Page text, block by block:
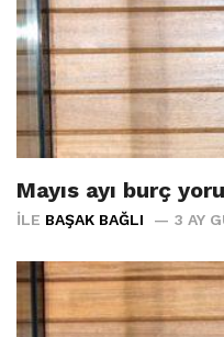
Mayıs ayı burç
İLE BAŞAK BAĞLI 3 AY